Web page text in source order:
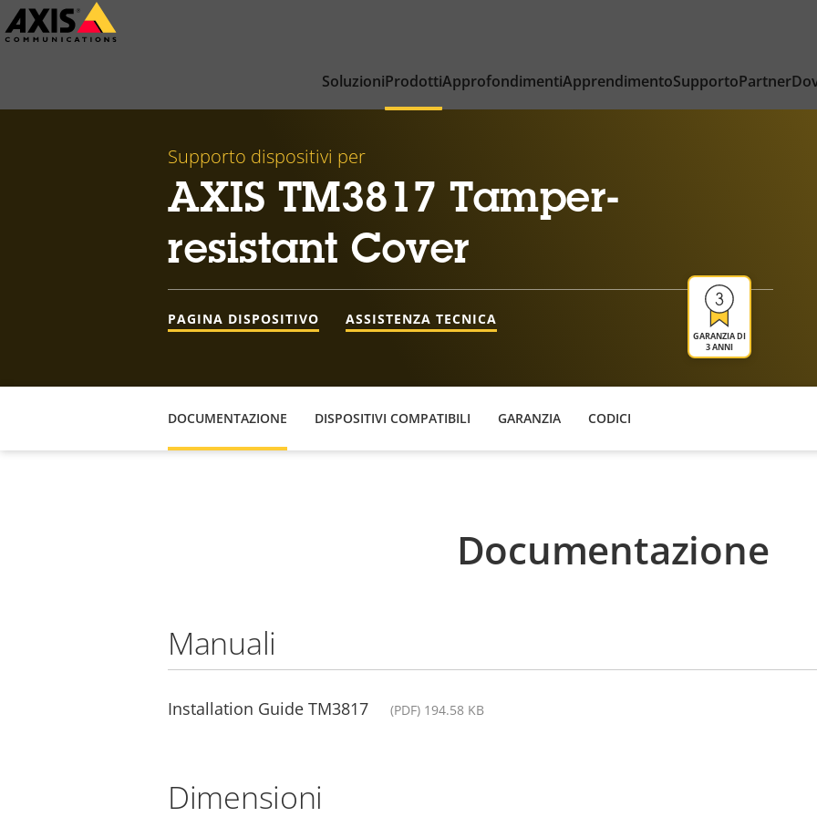
Salta
al
SoluzioniProdottiApprofondimentiApprendimentoSupportoPartner
Supporto dispositivi per
AXIS TM3817 Tamper-
resistant Cover
GARANZIA DI
3 ANNI
PAGINA DISPOSITIVO ASSISTENZA TECNICA
DOCUMENTAZIONE DISPOSITIVI COMPATIBILI GARANZIA CODICI
Documentazione
Manuali
Installation Guide TM3817 (PDF) 194.58 KB
Dimensioni